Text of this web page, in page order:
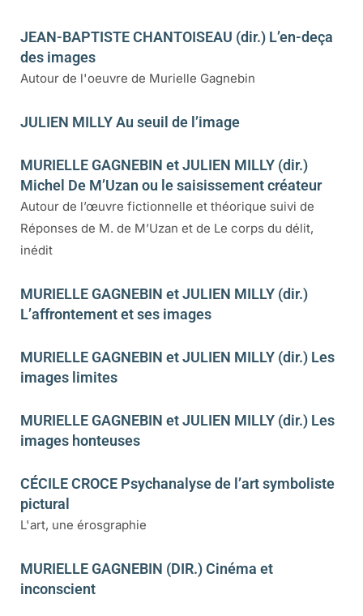
JEAN-BAPTISTE CHANTOISEAU (dir.) L’en-deça
des images
Autour de l'oeuvre de Murielle Gagnebin
JULIEN MILLY Au seuil de l’image
MURIELLE GAGNEBIN et JULIEN MILLY (dir.)
Michel De M’Uzan ou le saisissement créateur
Autour de l’œuvre fictionnelle et théorique suivi de
Réponses de M. de M’Uzan et de Le corps du délit,
inédit
MURIELLE GAGNEBIN et JULIEN MILLY (dir.)
L’affrontement et ses images
MURIELLE GAGNEBIN et JULIEN MILLY (dir.) Les
images limites
MURIELLE GAGNEBIN et JULIEN MILLY (dir.) Les
images honteuses
CÉCILE CROCE Psychanalyse de l’art symboliste
pictural
L'art, une érosgraphie
MURIELLE GAGNEBIN (DIR.) Cinéma et
inconscient